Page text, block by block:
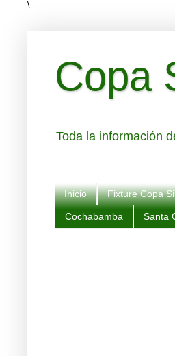
\
Copa
Toda la información
Inicio Fixture Copa
Cochabamba Santa